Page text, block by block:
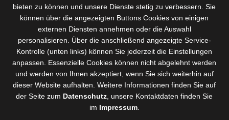
bieten zu können und unsere Dienste stetig zu verbessern . Sie
können über die angezeigten Buttons Cookies von einigen
externen Diensten annehmen oder die Auswahl
personalisieren. Über die anschließend angezeigte Service-
Kontrolle (unten links) können Sie jederzeit die Einstellungen
anpassen. Essenzielle Cookies können nicht abgelehnt werden
und werden von Ihnen akzeptiert, wenn Sie sich weiterhin auf
dieser Website aufhalten. Weitere Informationen finden Sie auf
der Seite zum Datenschutz , unsere Kontaktdaten finden Sie
im Impressum.